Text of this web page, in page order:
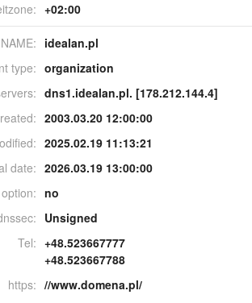
+02:00
idealan.pl
type: organization
dns1.idealan.pl. [178.212.144.4]
2003.03.20 12:00:00
2025.02.19 11:13:21
date: 2026.03.19 13:00:00
option: no
Unsigned
Tel: +48.523667777
+48.523667788
https: //www.domena.pl/